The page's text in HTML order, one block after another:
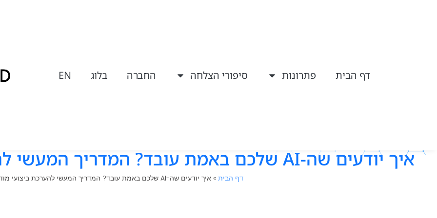
דף הבית פתרונות סיפורי הצלחה החברה בלוג EN
איך יודעים שה-AI שלכם באמת עובד? המדריך המעשי להערכת ביצועי מודל בארגון
דף הבית »איך יודעים שה-AI שלכם באמת עובד? המדריך המעשי להערכת ביצועי מודל בארגון